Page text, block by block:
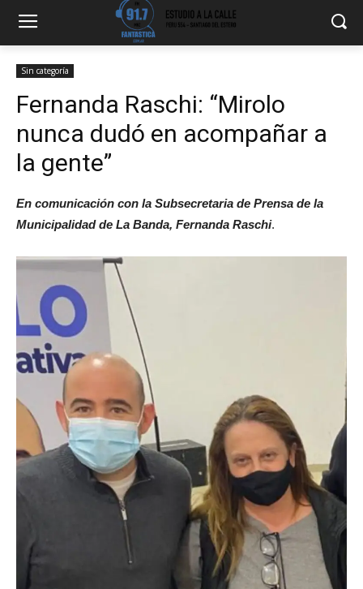
Sin categoría
Fernanda Raschi: “Mirolo
nunca dudó en acompañar a
la gente”
En comunicación con la Subsecretaria de Prensa de la
Municipalidad de La Banda, Fernanda Raschi.